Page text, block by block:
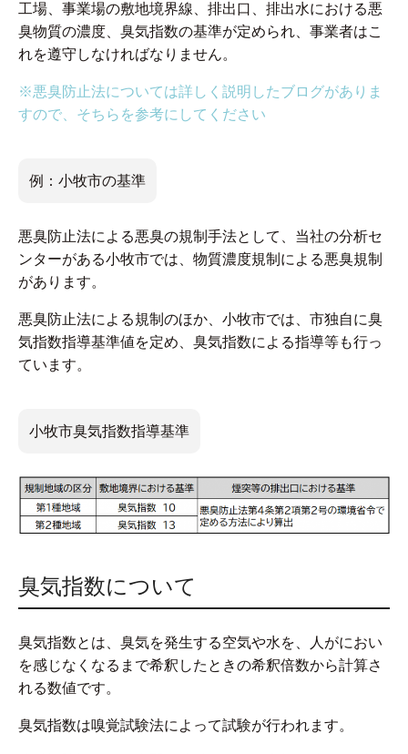
工場、事業場の敷地境界線、排出口、排出水における悪
臭物質の濃度、臭気指数の基準が定められ、事業者はこ
れを遵守しなければなりません。
※悪臭防止法については詳しく説明したブログがありま
すので、そちらを参考にしてください
例：小牧市の基準
悪臭防止法による悪臭の規制手法として、当社の分析セ
ンターがある小牧市では、物質濃度規制による悪臭規制
があります。
悪臭防止法による規制のほか、小牧市では、市独自に臭
気指数指導基準値を定め、臭気指数による指導等も行っ
ています。
小牧市臭気指数指導基準
臭気指数について
臭気指数とは、臭気を発生する空気や水を、人がにおい
を感じなくなるまで希釈したときの希釈倍数から計算さ
れる数値です。
臭気指数は嗅覚試験法によって試験が行われます。